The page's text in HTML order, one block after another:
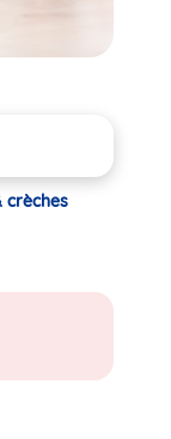
crèches